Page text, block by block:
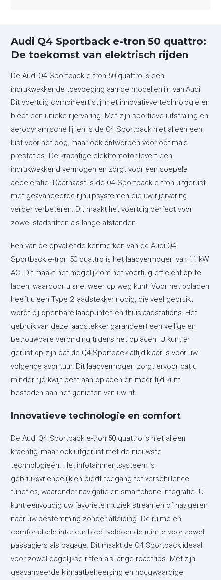
Audi Q4 Sportback e-tron 50 quattro:
De toekomst van elektrisch rijden
De Audi Q4 Sportback e-tron 50 quattro is een
indrukwekkende toevoeging aan de modellenlijn van Audi.
Dit voertuig combineert stijl met innovatieve technologie en
biedt een unieke rijervaring. Met zijn sportieve uitstraling en
aerodynamische lijnen is de Q4 Sportback niet alleen een
lust voor het oog, maar ook ontworpen voor optimale
prestaties. De krachtige elektromotor levert een
indrukwekkend vermogen en zorgt voor een soepele
acceleratie. Daarnaast is de Q4 Sportback e-tron uitgerust
met geavanceerde rijhulpsystemen die uw rijervaring
verder verbeteren. Dit maakt het voertuig perfect voor
zowel stadsritten als lange afstanden.
Een van de opvallende kenmerken van de Audi Q4
Sportback e-tron 50 quattro is het laadvermogen van 11 kW
AC. Dit maakt het mogelijk om het voertuig efficiënt op te
laden, waardoor u snel weer op weg kunt. Voor het opladen
heeft u een Type 2 laadstekker nodig, die veel gebruikt
wordt bij openbare laadpunten en thuislaadstations. Het
gebruik van deze laadstekker garandeert een veilige en
betrouwbare verbinding tijdens het opladen. U kunt er
gerust op zijn dat de Q4 Sportback altijd klaar is voor uw
volgende avontuur. Dit laadvermogen zorgt ervoor dat u
minder tijd kwijt bent aan opladen en meer tijd kunt
besteden aan het genieten van uw rit.
Innovatieve technologie en comfort
De Audi Q4 Sportback e-tron 50 quattro is niet alleen
krachtig, maar ook uitgerust met de nieuwste
technologieën. Het infotainmentsysteem is
gebruiksvriendelijk en biedt toegang tot verschillende
functies, waaronder navigatie en smartphone-integratie. U
kunt eenvoudig uw favoriete muziek streamen of navigeren
naar uw bestemming zonder afleiding. De ruime en
comfortabele interieur biedt voldoende ruimte voor zowel
passagiers als bagage. Dit maakt de Q4 Sportback ideaal
voor zowel dagelijkse ritten als lange roadtrips. Met zijn
geavanceerde klimaatbeheersing en hoogwaardige